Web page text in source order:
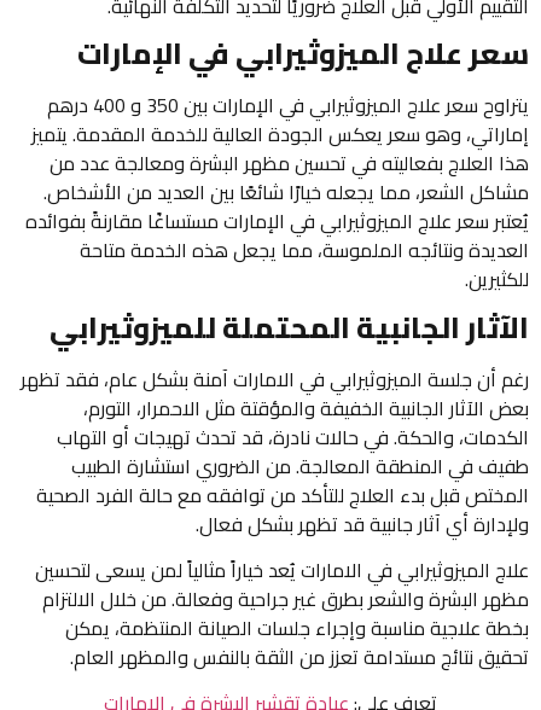
سعر علاج الميزوثيرابي في الإمارات
يتراوح سعر علاج الميزوثيرابي في الإمارات بين 350 و 400 درهم
إماراتي، وهو سعر يعكس الجودة العالية للخدمة المقدمة. يتميز
هذا العلاج بفعاليته في تحسين مظهر البشرة ومعالجة عدد من
مشاكل الشعر، مما يجعله خيارًا شائعًا بين العديد من الأشخاص.
يُعتبر سعر علاج الميزوثيرابي في الإمارات مستساغًا مقارنةً بفوائده
العديدة ونتائجه الملموسة، مما يجعل هذه الخدمة متاحة
للكثيرين.
الآثار الجانبية المحتملة للميزوثيرابي
رغم أن جلسة الميزوثيرابي في الامارات آمنة بشكل عام، فقد تظهر
بعض الآثار الجانبية الخفيفة والمؤقتة مثل الاحمرار، التورم،
الكدمات، والحكة. في حالات نادرة، قد تحدث تهيجات أو التهاب
طفيف في المنطقة المعالجة. من الضروري استشارة الطبيب
المختص قبل بدء العلاج للتأكد من توافقه مع حالة الفرد الصحية
ولإدارة أي آثار جانبية قد تظهر بشكل فعال.
علاج الميزوثيرابي في الامارات يُعد خياراً مثالياً لمن يسعى لتحسين
مظهر البشرة والشعر بطرق غير جراحية وفعالة. من خلال الالتزام
بخطة علاجية مناسبة وإجراء جلسات الصيانة المنتظمة، يمكن
تحقيق نتائج مستدامة تعزز من الثقة بالنفس والمظهر العام.